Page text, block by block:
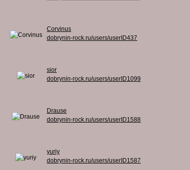
Corvinus
dobrynin-rock.ru/users/userID437
sior
dobrynin-rock.ru/users/userID1099
Drause
dobrynin-rock.ru/users/userID1588
yuriy
dobrynin-rock.ru/users/userID1587